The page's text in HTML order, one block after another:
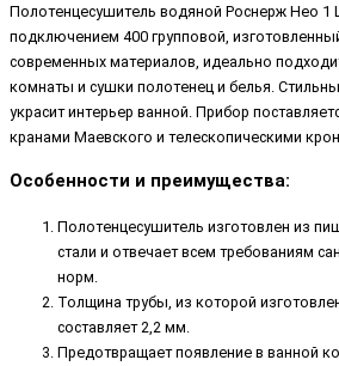
Полотенцесушитель водяной Роснерж Нео 1
подключением 400 групповой,
современных материалов, идеально
комнаты и сушки полотенец и белья.
украсит интерьер ванной. Прибор
кранами Маевского и телескопическими
Особенности и преимущества:
Полотенцесушитель изготовлен из
стали и отвечает всем требованиям
норм.
Толщина трубы, из которой
составляет 2,2 мм.
Предотвращает появление в ванной